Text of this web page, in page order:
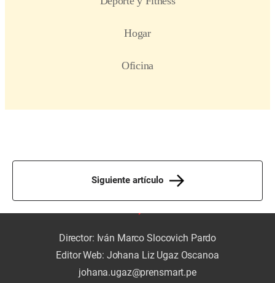
Siguiente artículo
Director: Iván Marco Slocovich Pardo
Editor Web: Johana Liz Ugaz Oscanoa
johana.ugaz@prensmart.pe